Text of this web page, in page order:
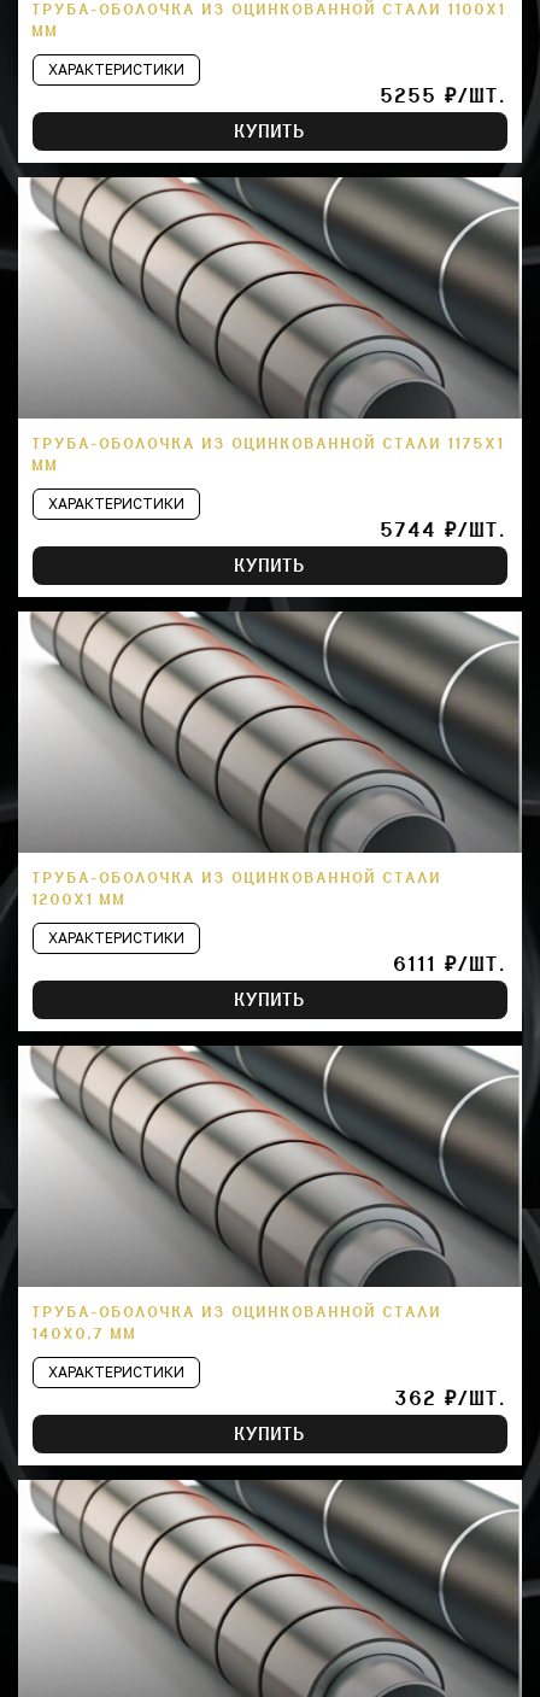
ТРУБА-ОБОЛОЧКА ИЗ ОЦИНКОВАННОЙ СТАЛИ 1100Х1
ММ
ХАРАКТЕРИСТИКИ
5255 ₽/ШТ.
КУПИТЬ
ТРУБА-ОБОЛОЧКА ИЗ ОЦИНКОВАННОЙ СТАЛИ 1175Х1
ММ
ХАРАКТЕРИСТИКИ
5744 ₽/ШТ.
КУПИТЬ
ТРУБА-ОБОЛОЧКА ИЗ ОЦИНКОВАННОЙ СТАЛИ
1200Х1 ММ
ХАРАКТЕРИСТИКИ
6111 ₽/ШТ.
КУПИТЬ
ТРУБА-ОБОЛОЧКА ИЗ ОЦИНКОВАННОЙ СТАЛИ
140Х0,7 ММ
ХАРАКТЕРИСТИКИ
362 ₽/ШТ.
КУПИТЬ